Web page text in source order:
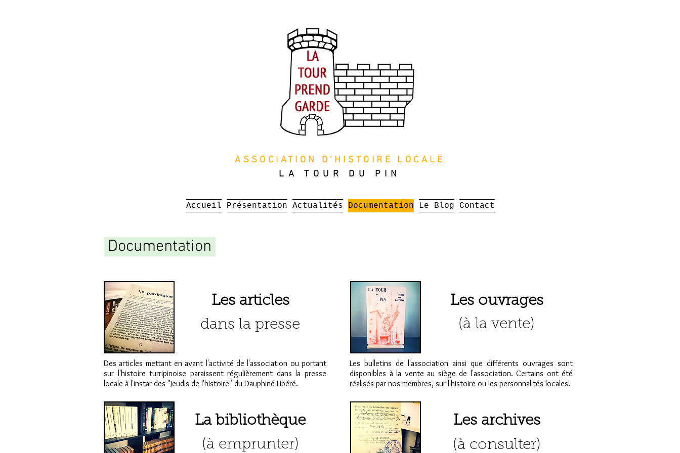
ASSOCIATION D'HISTOIRE LOCALE
LA TOUR DU PIN
Accueil Présentation Actualités Documentation Le Blog Contact
Documentation
dans la presse
Les articles
Des articles mettant en avant l'activité de l'association ou portant
sur l'histoire turripinoise paraissent régulièrement dans la presse
locale à l'instar des "Jeudis de l'histoire" du Dauphiné Libéré.
(à emprunter)
La bibliothèque
(à la vente)
Les ouvrages
Les bulletins de l'association ainsi que différents ouvrages sont
disponibles à la vente au siège de l'association. Certains ont été
réalisés par nos membres, sur l'histoire ou les personnalités locales.
(à consulter)
Les archives